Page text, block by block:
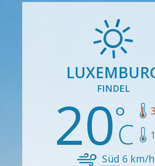
FINDEL
20
Süd 6 km/h